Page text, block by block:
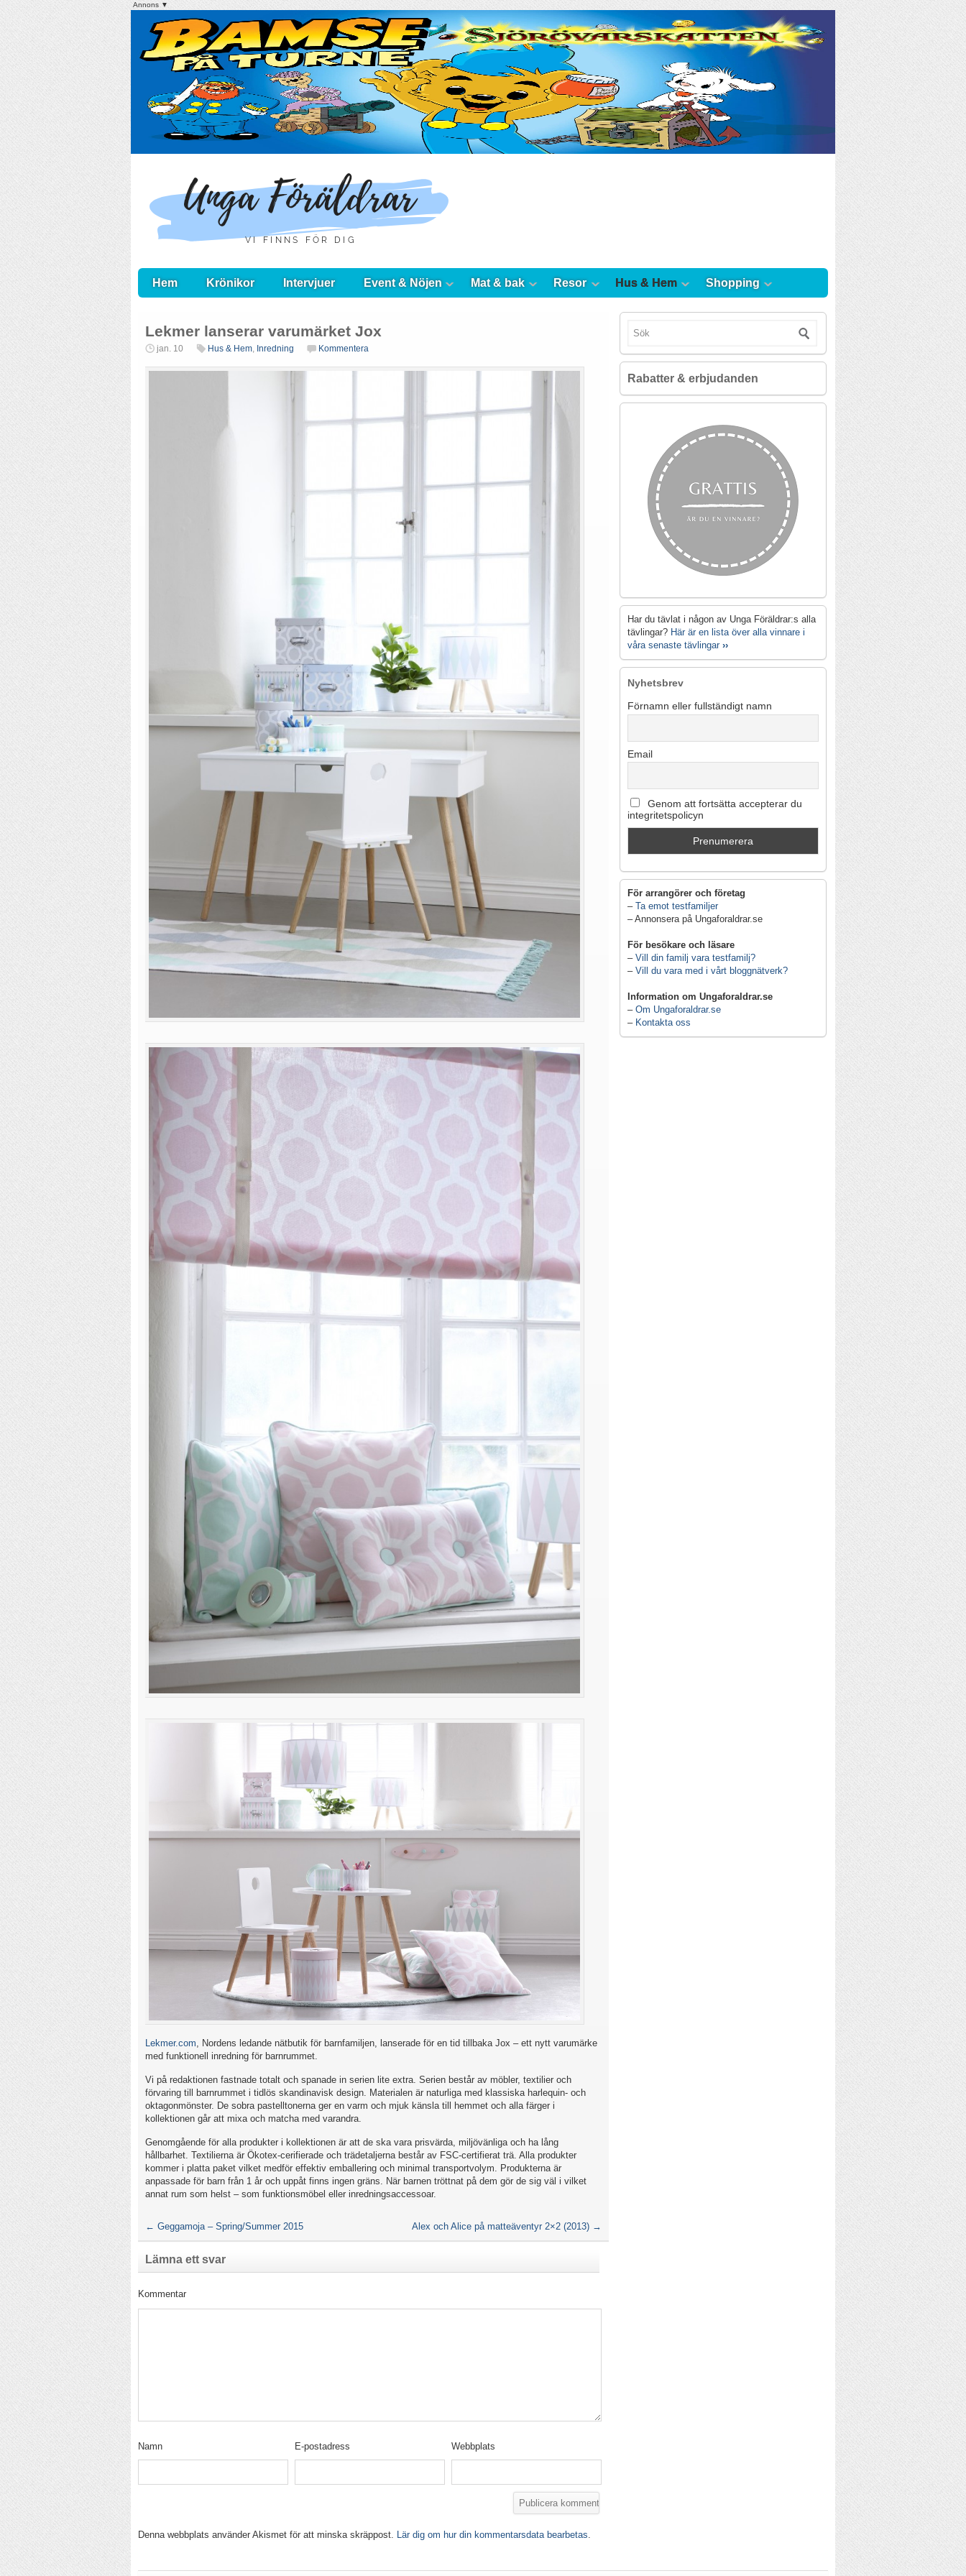
Annons ▼
Hem Krönikor Intervjuer Event & Nöjen Mat & bak Resor Hus & Hem Shopping
Lekmer lanserar varumärket Jox
jan. 10 Hus & Hem, Inredning Kommentera
Lekmer.com, Nordens ledande nätbutik för barnfamiljen, lanserade för en tid tillbaka Jox – ett nytt varumärke
med funktionell inredning för barnrummet.
Vi på redaktionen fastnade totalt och spanade in serien lite extra. Serien består av möbler, textilier och
förvaring till barnrummet i tidlös skandinavisk design. Materialen är naturliga med klassiska harlequin- och
oktagonmönster. De sobra pastelltonerna ger en varm och mjuk känsla till hemmet och alla färger i
kollektionen går att mixa och matcha med varandra.
Genomgående för alla produkter i kollektionen är att de ska vara prisvärda, miljövänliga och ha lång
hållbarhet. Textilierna är Ökotex-cerifierade och trädetaljerna består av FSC-certifierat trä. Alla produkter
kommer i platta paket vilket medför effektiv emballering och minimal transportvolym. Produkterna är
anpassade för barn från 1 år och uppåt finns ingen gräns. När barnen tröttnat på dem gör de sig väl i vilket
annat rum som helst – som funktionsmöbel eller inredningsaccessoar.
← Geggamoja – Spring/Summer 2015 Alex och Alice på matteäventyr 2×2 (2013) →
Lämna ett svar
Kommentar
Namn E-postadress Webbplats
Denna webbplats använder Akismet för att minska skräppost. Lär dig om hur din kommentarsdata bearbetas.
Rabatter & erbjudanden
Har du tävlat i någon av Unga Föräldrar:s alla
tävlingar? Här är en lista över alla vinnare i
våra senaste tävlingar ››
Nyhetsbrev
Förnamn eller fullständigt namn
Email
Genom att fortsätta accepterar du
integritetspolicyn
För arrangörer och företag
– Ta emot testfamiljer
– Annonsera på Ungaforaldrar.se
För besökare och läsare
– Vill din familj vara testfamilj?
– Vill du vara med i vårt bloggnätverk?
Information om Ungaforaldrar.se
– Om Ungaforaldrar.se
– Kontakta oss